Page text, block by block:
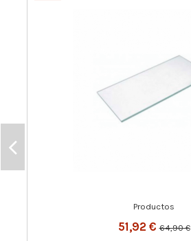
Productos
51,92 €64,90 €